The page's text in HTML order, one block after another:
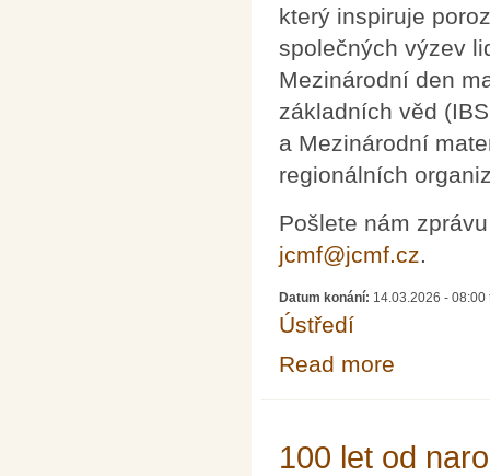
který inspiruje
společných výzev
Mezinárodní den
základních věd
a Mezinárodní
regionálních
Pošlete nám
jcmf@jcmf.cz.
Datum konání: 14.03.2026 - 08:00
Ústředí
Read more
100 let od